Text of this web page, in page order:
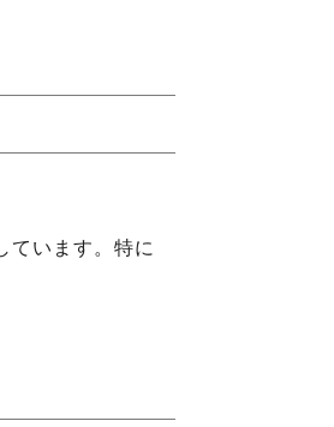
ています。特に